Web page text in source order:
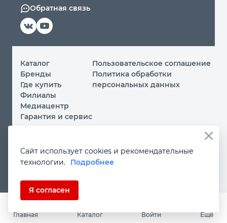
Обратная связь
Каталог
Бренды
Где купить
Филиалы
Медиацентр
Гарантия и сервис
Пользовательское соглашение
Политика обработки
персональных данных
Вы принимаете условияполитики обработки
персональных данныхипользовательского соглашения
данные в любой форме на сайте
Если Вы не даете согласия на обработку своих
персональных данных, Вам необходимо покинуть наш
Главная
Каталог Войти Ещё
Сайт использует cookies и рекомендательные
технологии.
Подробнее
Я согласен